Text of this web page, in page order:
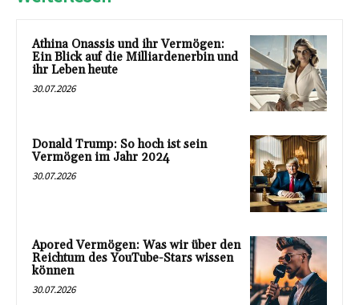
Athina Onassis und ihr Vermögen:
Ein Blick auf die Milliardenerbin und
ihr Leben heute
30.07.2026
Donald Trump: So hoch ist sein
Vermögen im Jahr 2024
30.07.2026
Apored Vermögen: Was wir über den
Reichtum des YouTube-Stars wissen
können
30.07.2026